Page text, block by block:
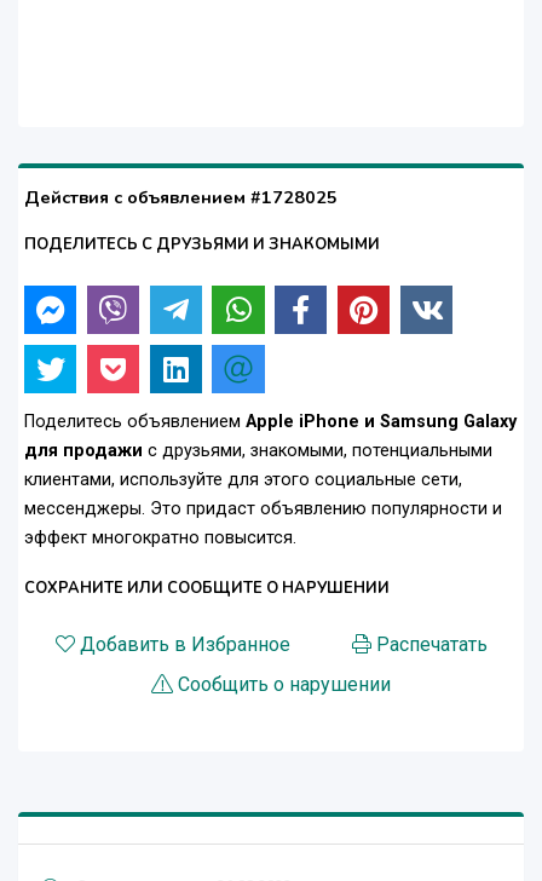
Действия с объявлением #1728025
ПОДЕЛИТЕСЬ С ДРУЗЬЯМИ И ЗНАКОМЫМИ
Поделитесь объявлением Apple iPhone и Samsung Galaxy
для продажи с друзьями, знакомыми, потенциальными
клиентами, используйте для этого социальные сети,
мессенджеры. Это придаст объявлению популярности и
эффект многократно повысится.
СОХРАНИТЕ ИЛИ СООБЩИТЕ О НАРУШЕНИИ
Добавить в Избранное
Распечатать
Сообщить о нарушении